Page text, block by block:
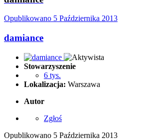
Opublikowano 5 Października 2013
damiance
Stowarzyszenie
6 tys.
Lokalizacja: Warszawa
Autor
Zgłoś
Opublikowano 5 Października 2013